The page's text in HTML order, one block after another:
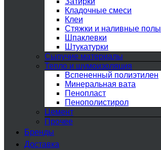
Кладочные смеси
Клеи
Стяжки и наливные полы
Шпаклевки
Штукатурки
Сыпучие материалы
Тепло и шумоизоляция
Вспененный полиэтилен
Минеральная вата
Пенопласт
Пенополистирол
Цемент
Прочее
Бренды
Доставка